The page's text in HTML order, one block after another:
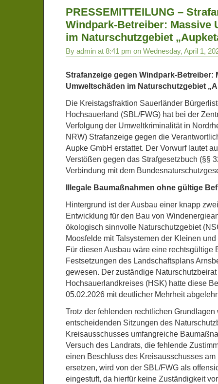
PRESSEMITTEILUNG –
Windpark-Betreiber: Massive
im Naturschutzgebiet
By admin at 8:41 pm on Wednesday, April 1,
Strafanzeige gegen Windpark-Betreiber:
Umweltschäden im Naturschutzgebiet
Die Kreistagsfraktion Sauerländer
Hochsauerland (SBL/FWG) hat bei der
Verfolgung der Umweltkriminalität in
NRW) Strafanzeige gegen die
Aupke GmbH erstattet. Der Vorwurf lautet
Verstößen gegen das Strafgesetzbuch (§§
Verbindung mit dem
Illegale Baumaßnahmen ohne gültige
Hintergrund ist der Ausbau einer knapp
Entwicklung für den Bau von
ökologisch sinnvolle Naturschutzgebiet
Moosfelde mit Talsystemen der Kleinen und
Für diesen Ausbau wäre eine rechtsgültige
Festsetzungen des Landschaftsplans
gewesen. Der zuständige Naturschutzbeirat
Hochsauerlandkreises (HSK) hatte diese
05.02.2026 mit deutlicher Mehrheit
Trotz der fehlenden rechtlichen
entscheidenden Sitzungen des
Kreisausschusses umfangreiche
Versuch des Landrats, die fehlende
einen Beschluss des Kreisausschusses am
ersetzen, wird von der SBL/FWG als
eingestuft, da hierfür keine Zuständigkeit